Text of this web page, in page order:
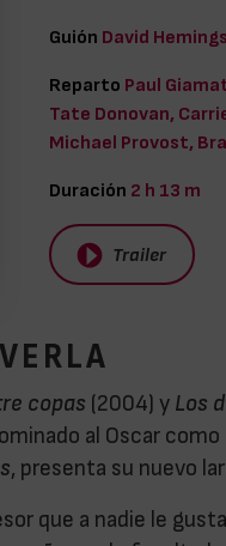
Guión David
Reparto Paul
Tate Donovan,
Michael Provost,
Duración 2 h 13 m
Trailer
copas (2004) y Los
al Oscar
, presenta su nuevo
que a nadie le